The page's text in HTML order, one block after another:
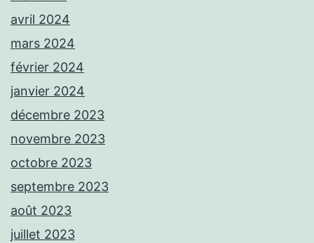
avril 2024
mars 2024
février 2024
janvier 2024
décembre 2023
novembre 2023
octobre 2023
septembre 2023
août 2023
juillet 2023